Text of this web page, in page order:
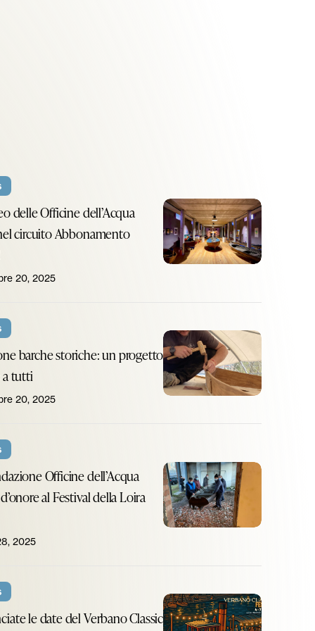
Il
Museo
delle
nel
circuito
Abbonamento
Musei!
delle Officine dell’Acqua
circuito Abbonamento
20, 2025
Adozione
barche
storiche:
a
tutti
barche storiche: un progetto
tutti
20, 2025
La
Fondazione
Officine
al
Festival
Officine dell’Acqua
al Festival della Loira
2025
Annunciate
le
le date del Verbano Classic